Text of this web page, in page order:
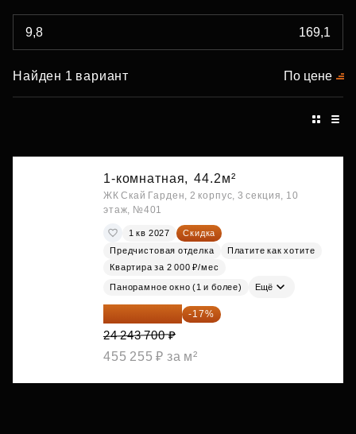
Найден 1 вариант По цене
1-комнатная, 44.2м²
ЖК Скай Гарден, 2 корпус, 3 секция, 10
этаж, №401
1 кв 2027
Скидка
Предчистовая отделка
Платите как хотите
Квартира за 2 000 ₽/мес
Панорамное окно (1 и более) Ещё
20 122 271 ₽ -17%
24 243 700 ₽
455 255 ₽ за м²